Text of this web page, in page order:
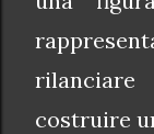
costruire